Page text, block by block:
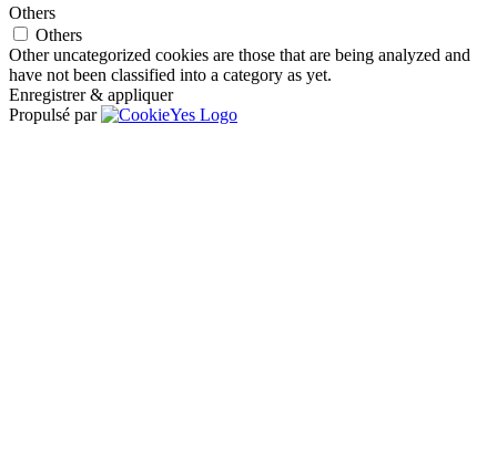
Others
Others
Other uncategorized cookies are those that are being analyzed and
have not been classified into a category as yet.
Enregistrer & appliquer
Propulsé par